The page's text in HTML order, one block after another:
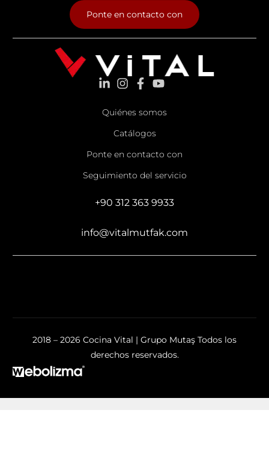
Ponte en contacto con
Quiénes somos
Catálogos
Ponte en contacto con
Seguimiento del servicio
+90 312 363 9933
info@vitalmutfak.com
2018 – 2026 Cocina Vital | Grupo Mutaş Todos los
derechos reservados.